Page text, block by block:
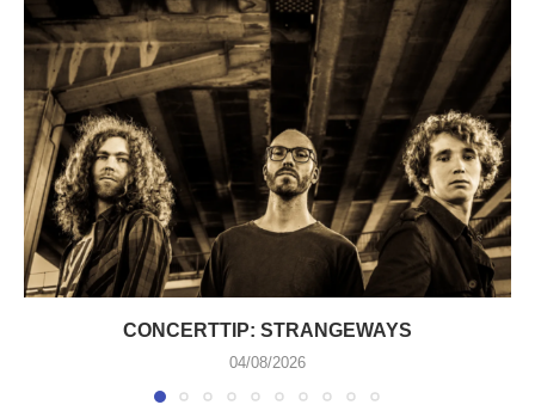
CONCERTTIP: STRANGEWAYS
04/08/2026